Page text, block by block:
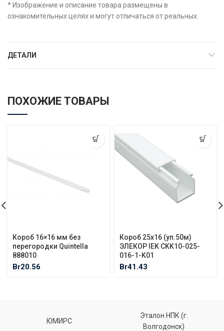
* Изображение и описание товара размещены в
ознакомительных целях и могут отличаться от реальных.
ДЕТАЛИ
ПОХОЖИЕ ТОВАРЫ
Короб 16×16 мм без
перегородки Quintella
888010
Br20.56
Короб 25х16 (уп.50м)
ЭЛЕКОР IEK CKK10-025-
016-1-K01
Br41.43
ЮМИРС
Эталон НПК (г.
Волгодонск)